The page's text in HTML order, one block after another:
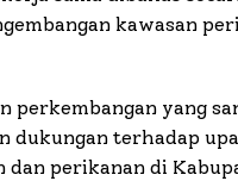
kawasan
perkembangan yang
dukungan terhadap
dan perikanan di